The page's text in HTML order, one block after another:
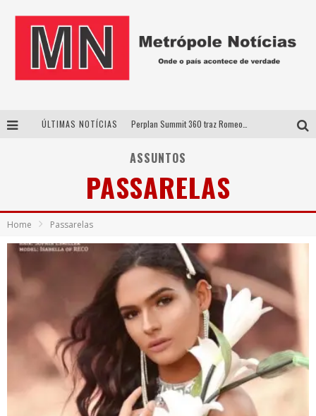
ÚLTIMAS NOTÍCIAS
Agosto Dourado: apoio, informação e acolhimento fortalecem o sucesso da amamentação
ASSUNTOS
PASSARELAS
Home Passarelas